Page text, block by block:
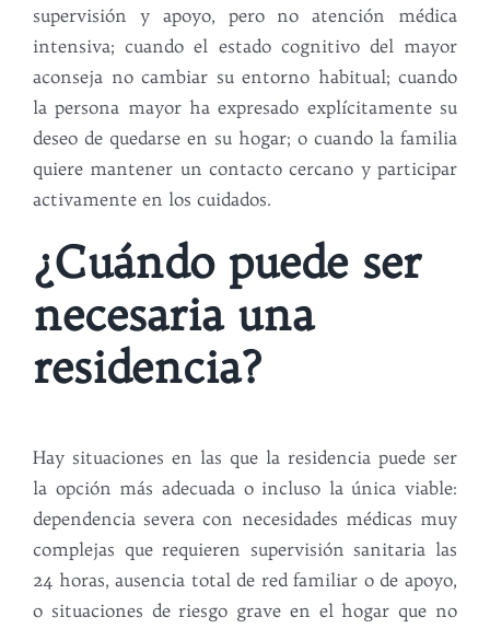
supervisión y apoyo, pero no atención médica
intensiva; cuando el estado cognitivo del mayor
aconseja no cambiar su entorno habitual; cuando
la persona mayor ha expresado explícitamente su
deseo de quedarse en su hogar; o cuando la familia
quiere mantener un contacto cercano y participar
activamente en los cuidados.
¿Cuándo puede ser
necesaria una
residencia?
Hay situaciones en las que la residencia puede ser
la opción más adecuada o incluso la única viable:
dependencia severa con necesidades médicas muy
complejas que requieren supervisión sanitaria las
24 horas, ausencia total de red familiar o de apoyo,
o situaciones de riesgo grave en el hogar que no